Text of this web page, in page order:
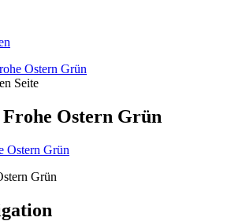
Ostern Grün
Seite
Ostern Grün
Grün